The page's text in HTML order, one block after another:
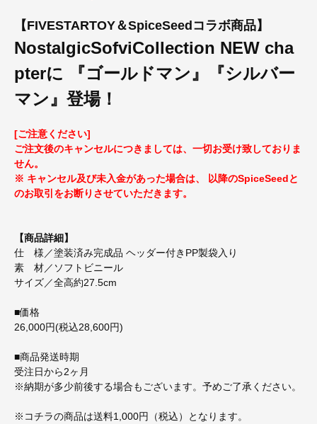
【FIVESTARTOY＆SpiceSeedコラボ商品】
NostalgicSofviCollection NEW cha
pterに 『ゴールドマン』『シルバー
マン』登場！
[ご注意ください]
ご注文後のキャンセルにつきましては、一切お受け致しておりま
せん。
※ キャンセル及び未入金があった場合は、 以降のSpiceSeedと
のお取引をお断りさせていただきます。
【商品詳細】
仕 様／塗装済み完成品 ヘッダー付きPP製袋入り
素 材／ソフトビニール
サイズ／全高約27.5cm
■価格
26,000円(税込28,600円)
■商品発送時期
受注日から2ヶ月
※納期が多少前後する場合もございます。予めご了承ください。
※コチラの商品は送料1,000円（税込）となります。